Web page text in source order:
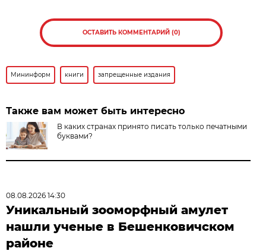
ОСТАВИТЬ КОММЕНТАРИЙ (0)
Мининформ книги запрещенные издания
Также вам может быть интересно
В каких странах принято писать только печатными
буквами?
08.08.2026 14:30
Уникальный зооморфный амулет
нашли ученые в Бешенковичском
районе